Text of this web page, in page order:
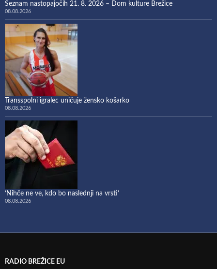
Seznam nastopajočih 21. 8. 2026 – Dom kulture Brežice
08.08.2026
Transspolni igralec uničuje žensko košarko
08.08.2026
‘Nihče ne ve, kdo bo naslednji na vrsti’
08.08.2026
RADIO BREŽICE EU